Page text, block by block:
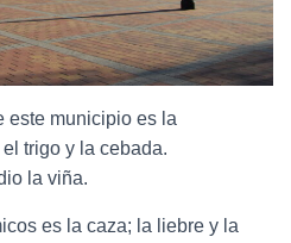
este municipio es la
trigo y la cebada.
la viña.
es la caza; la liebre y la